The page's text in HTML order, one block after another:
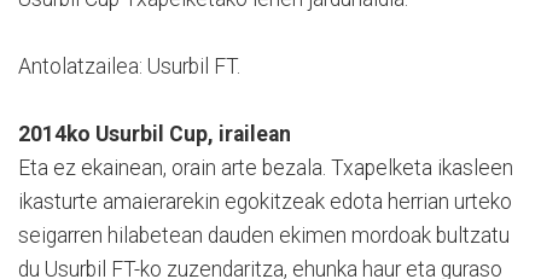
Antolatzailea: Usurbil FT.
2014ko Usurbil Cup, irailean
Eta ez ekainean, orain arte bezala. Txapelketa ikasleen
ikasturte amaierarekin egokitzeak edota herrian urteko
seigarren hilabetean dauden ekimen mordoak bultzatu
du Usurbil FT-ko zuzendaritza, ehunka haur eta guraso